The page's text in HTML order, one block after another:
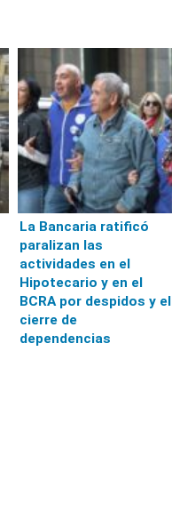
La Bancaria ratificó
paralizan las
actividades en el
Hipotecario y en el
BCRA por despidos y el
cierre de
dependencias